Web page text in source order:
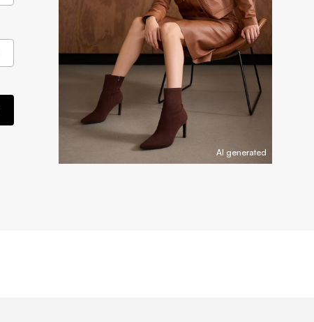
AI generated